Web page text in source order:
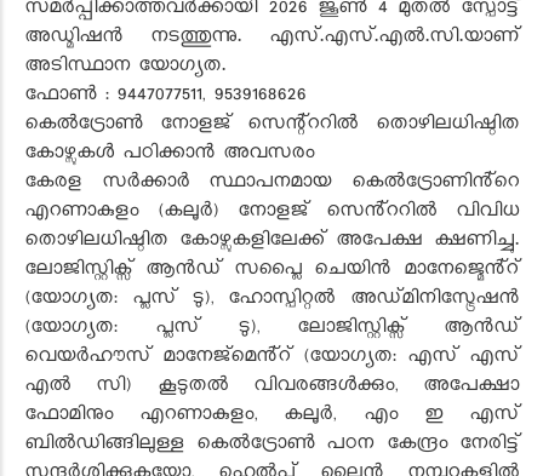
സമർപ്പിക്കാത്തവർക്കായി 2026 ജൂൺ 4 മുതൽ സ്പോട്ട്
അഡ്മിഷൻ നടത്തുന്നു. എസ്.എസ്.എൽ.സി.യാണ്
അടിസ്ഥാന യോഗ്യത.
ഫോൺ : 9447077511, 9539168626
കെൽട്രോൺ നോളജ് സെന്റ്ററിൽ തൊഴിലധിഷ്ഠിത
കോഴ്സുകൾ പഠിക്കാൻ അവസരം
കേരള സർക്കാർ സ്ഥാപനമായ കെൽട്രോണിൻ്റെ
എറണാകുളം (കലൂർ) നോളജ് സെൻ്ററിൽ വിവിധ
തൊഴിലധിഷ്ഠിത കോഴ്സുകളിലേക്ക് അപേക്ഷ ക്ഷണിച്ചു.
ലോജിസ്റ്റിക്സ് ആൻഡ് സപ്ലൈ ചെയിൻ മാനേജ്മെൻ്റ്
(യോഗ്യത: പ്ലസ് ടു), ഹോസ്പിറ്റൽ അഡ്‌മിനിസ്ട്രേഷൻ
(യോഗ്യത: പ്ലസ് ടു), ലോജിസ്റ്റിക്സ് ആൻഡ്
വെയർഹൗസ് മാനേജ്‌മെൻ്റ് (യോഗ്യത: എസ് എസ്
എൽ സി) കൂടുതൽ വിവരങ്ങൾക്കും, അപേക്ഷാ
ഫോമിനും എറണാകുളം, കലൂർ, എം ഇ എസ്
ബിൽഡിങ്ങിലുള്ള കെൽട്രോൺ പഠന കേന്ദ്രം നേരിട്ട്